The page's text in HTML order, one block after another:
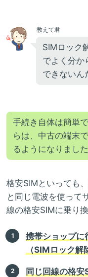
教えて君
SIMロック
でよく分か
できないん
手続き自体は簡単
らは、中古の端末
るようになりました
格安SIMといっても
と同じ電波を使って
線の格安SIMに乗り換
携帯ショップに
（SIMロック解
同じ回線の格